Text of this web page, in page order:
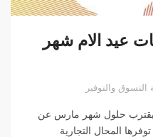
عيد الام شهر
التسوق والتوفير
يقترب حلول شهر مارس عن
الام 2026، التي توفرها المحال التجارية